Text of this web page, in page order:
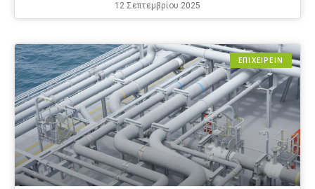
12 Σεπτεμβρίου 2025
ΕΠΙΧΕΙΡΕΙΝ